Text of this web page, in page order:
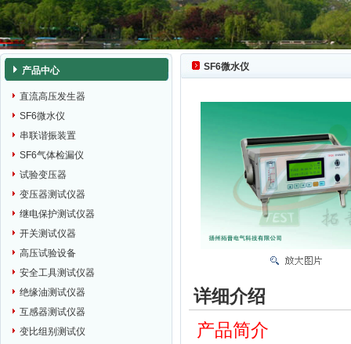
产品中心
直流高压发生器
SF6微水仪
串联谐振装置
SF6气体检漏仪
试验变压器
变压器测试仪器
继电保护测试仪器
开关测试仪器
高压试验设备
安全工具测试仪器
绝缘油测试仪器
互感器测试仪器
变比组别测试仪
SF6微水仪
详细介绍
产品简介